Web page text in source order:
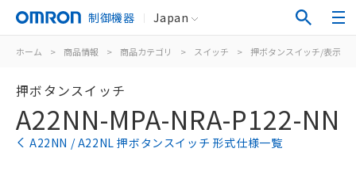
制御機器 Japan
ホーム > 商品情報 > 商品カテゴリ > スイッチ > 押ボタンスイッチ/表示灯
押ボタンスイッチ
A22NN-MPA-NRA-P122-NN
A22NN / A22NL 押ボタンスイッチ 形式仕様一覧